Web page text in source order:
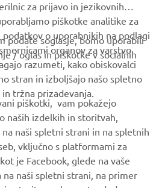
za prijavo in jezikovnih
piškotke analitike za
o uporabnikih na podlagi
organov za varstvo
razumeti, kako obiskovalci
stran in izboljšajo našo spletno
tržna prizadevanja.
podate soglasje, bomo uporabili
/ oglas in piškotke v socialnih
piškotki, vam pokažejo
naših izdelkih in storitvah,
naši spletni strani in na spletnih
vključno s platformami za
je Facebook, glede na vaše
na naši spletni strani, na primer